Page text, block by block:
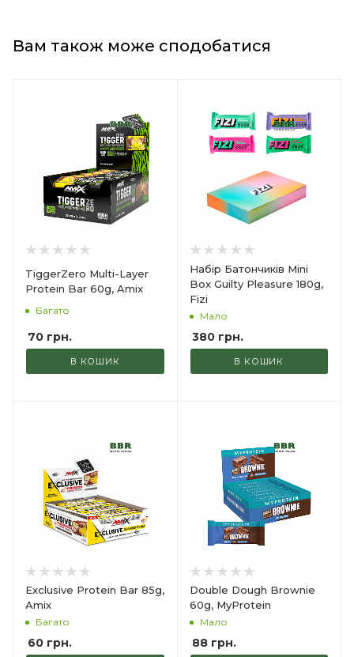
Вам також може сподобатися
TiggerZero Multi-Layer
Protein Bar 60g, Amix
Багато
70 грн.
В КОШИК
Набір Батончиків Mini
Box Guilty Pleasure 180g,
Fizi
Мало
380грн.
В КОШИК
Exclusive Protein Bar 85g,
Amix
Багато
60 грн.
Double Dough Brownie
60g, MyProtein
Мало
88грн.